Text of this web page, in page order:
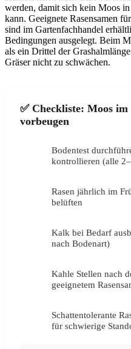
werden, damit sich kein Moos
kann. Geeignete Rasensamen
sind im Gartenfachhandel
Bedingungen ausgelegt. Beim
als ein Drittel der
Gräser nicht zu schwächen.
✅ Checkliste: Moos
vorbeugen
Bodentest
kontrollieren (alle
Rasen jährlich im
belüften
Kalk bei Bedarf
nach Bodenart)
Kahle Stellen nach
geeignetem
Schattentolerante
für schwierige